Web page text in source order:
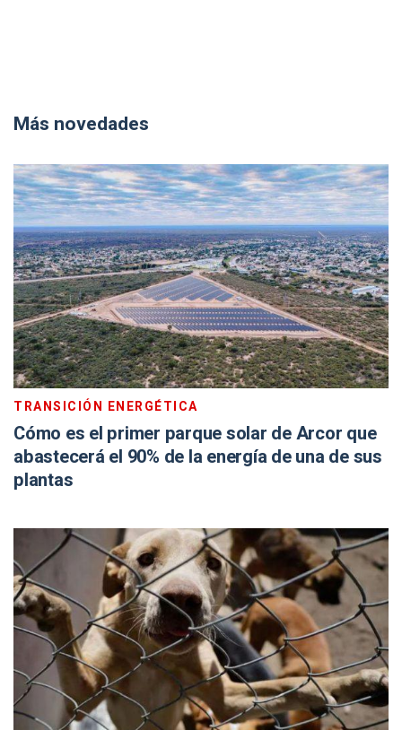
Más novedades
TRANSICIÓN ENERGÉTICA
Cómo es el primer parque solar de Arcor que
abastecerá el 90% de la energía de una de sus
plantas